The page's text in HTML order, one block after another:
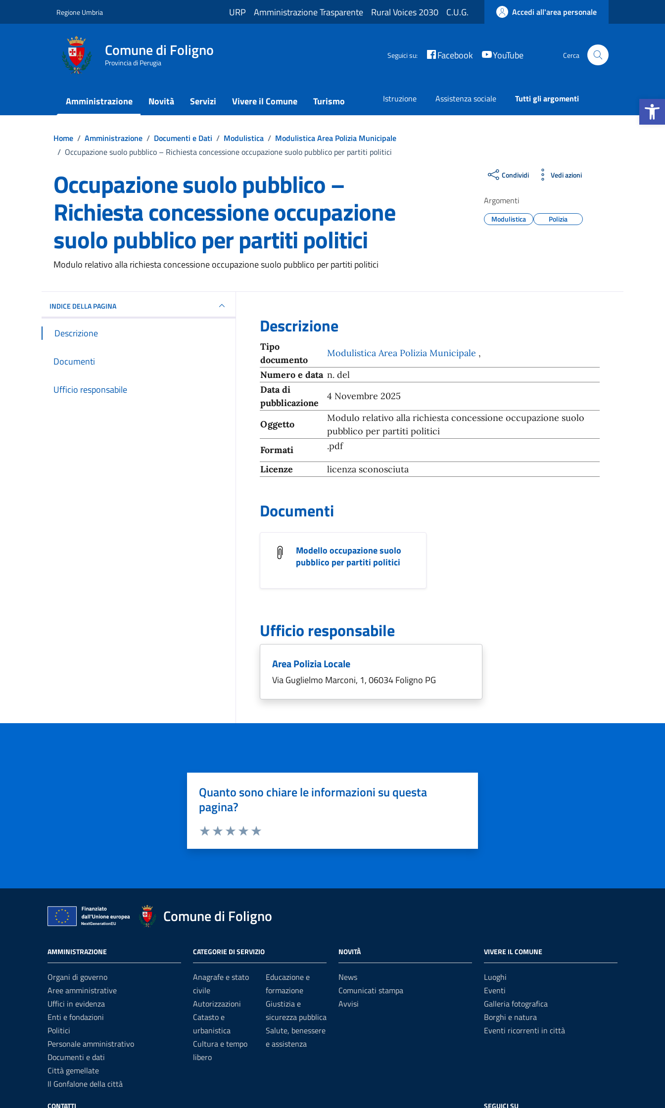
Apri la
Regione Umbria URP Amministrazione Trasparente Rural Voices 2030 C.U.G. Accedi all'area personale
Comune di Foligno
Provincia di Perugia
Seguici su: Facebook YouTube Cerca
Amministrazione Novità Servizi Vivere il Comune Turismo Istruzione Assistenza sociale Tutti gli argomenti
Home / Amministrazione / Documenti e Dati / Modulistica / Modulistica Area Polizia Municipale
/ Occupazione suolo pubblico – Richiesta concessione occupazione suolo pubblico per partiti politici
Occupazione suolo pubblico –
Richiesta concessione occupazione
suolo pubblico per partiti politici
Dettagli del documento
Modulo relativo alla richiesta concessione occupazione suolo pubblico per partiti politici
Condividi Vedi azioni
Argomenti
Modulistica Polizia
INDICE DELLA PAGINA
Descrizione
Documenti
Ufficio responsabile
Descrizione
Tipo
documento
Modulistica Area Polizia Municipale ,
Numero e data n. del
Data di
pubblicazione
4 Novembre 2025
Oggetto
Modulo relativo alla richiesta concessione occupazione suolo
pubblico per partiti politici
Formati
.pdf
Licenze licenza sconosciuta
Documenti
Modello occupazione suolo
pubblico per partiti politici
Ufficio responsabile
Area Polizia Locale
Via Guglielmo Marconi, 1, 06034 Foligno PG
Quanto sono chiare le informazioni su questa
pagina?
Comune di Foligno
AMMINISTRAZIONE
Organi di governo
Aree amministrative
Uffici in evidenza
Enti e fondazioni
Politici
Personale amministrativo
Documenti e dati
Città gemellate
Il Gonfalone della città
CATEGORIE DI SERVIZIO
Anagrafe e stato
civile
Autorizzazioni
Catasto e
urbanistica
Cultura e tempo
libero
Educazione e
formazione
Giustizia e
sicurezza pubblica
Salute, benessere
e assistenza
NOVITÀ
News
Comunicati stampa
Avvisi
VIVERE IL COMUNE
Luoghi
Eventi
Galleria fotografica
Borghi e natura
Eventi ricorrenti in città
CONTATTI SEGUICI SU